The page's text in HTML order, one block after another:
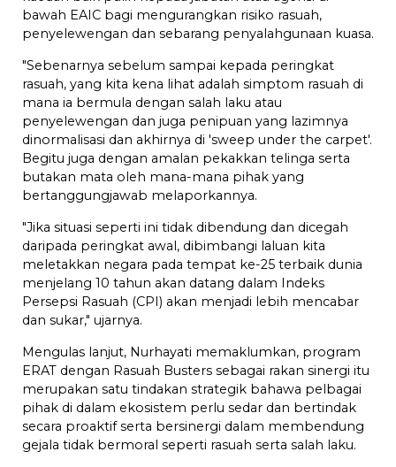
bawah EAIC bagi mengurangkan risiko rasuah,
penyelewengan dan sebarang penyalahgunaan kuasa.
"Sebenarnya sebelum sampai kepada peringkat
rasuah, yang kita kena lihat adalah simptom rasuah di
mana ia bermula dengan salah laku atau
penyelewengan dan juga penipuan yang lazimnya
dinormalisasi dan akhirnya di 'sweep under the carpet'.
Begitu juga dengan amalan pekakkan telinga serta
butakan mata oleh mana-mana pihak yang
bertanggungjawab melaporkannya.
"Jika situasi seperti ini tidak dibendung dan dicegah
daripada peringkat awal, dibimbangi laluan kita
meletakkan negara pada tempat ke-25 terbaik dunia
menjelang 10 tahun akan datang dalam Indeks
Persepsi Rasuah (CPI) akan menjadi lebih mencabar
dan sukar," ujarnya.
Mengulas lanjut, Nurhayati memaklumkan, program
ERAT dengan Rasuah Busters sebagai rakan sinergi itu
merupakan satu tindakan strategik bahawa pelbagai
pihak di dalam ekosistem perlu sedar dan bertindak
secara proaktif serta bersinergi dalam membendung
gejala tidak bermoral seperti rasuah serta salah laku.